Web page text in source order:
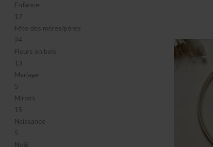
Enfance
17
Fête des mères/pères
24
Fleurs en bois
13
Mariage
5
Miroirs
15
Naissance
5
Noël